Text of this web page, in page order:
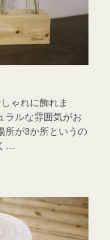
ゃれに飾れま
ラルな雰囲気がお
所が3か所というの
…